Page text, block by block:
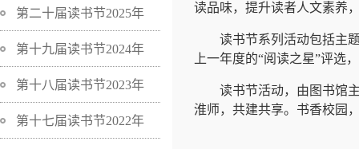
第二十届读书节2025年
第十九届读书节2024年
第十八届读书节2023年
第十七届读书节2022年
读品味，提升读者人文素养
读书节系列活动包括主
上一年度的“阅读之星”评选
读书节活动，由图书馆
淮师，共建共享。书香校园